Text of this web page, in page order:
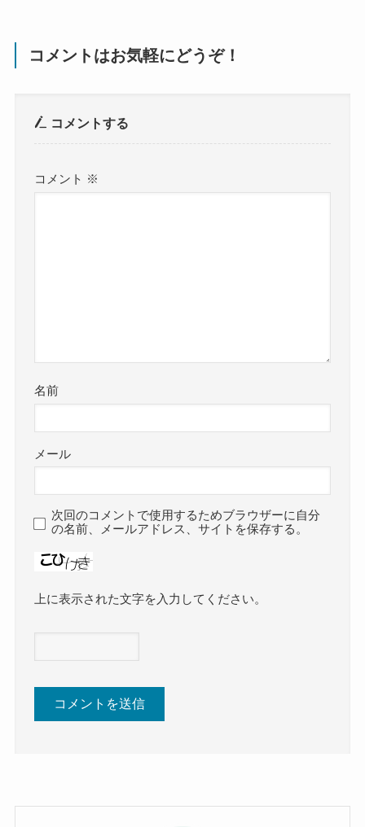
コメントはお気軽にどうぞ！
コメントする
コメント ※
名前
メール
次回のコメントで使用するためブラウザーに自分
の名前、メールアドレス、サイトを保存する。
上に表示された文字を入力してください。